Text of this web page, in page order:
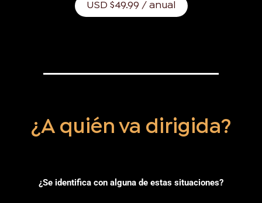
USD $49.99 / anual
¿A quién va dirigida?
¿Se identifica con alguna de estas situaciones?